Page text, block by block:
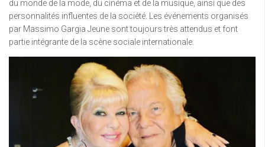
du monde de la mode, du cinéma et de la musique, ainsi que des
personnalités influentes de la société. Les événements organisés
par Massimo Gargia Jeune sont toujours très attendus et font
partie intégrante de la scène sociale internationale.